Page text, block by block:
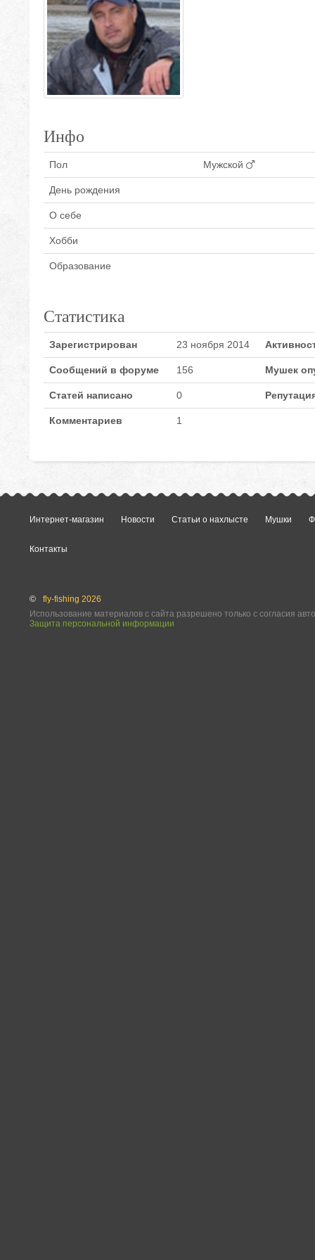
Инфо
Пол Мужской
День рождения
О себе
Хобби
Образование
Статистика
Зарегистрирован 23 ноября 2014
Сообщений в форуме 156 Мушек
Статей написано 0
Комментариев 1
Интернет-магазин Новости Статьи о нахлысте Мушки
Контакты
©
fly-fishing 2026
Использование материалов с сайта разрешено только с согласия
Защита персональной информации